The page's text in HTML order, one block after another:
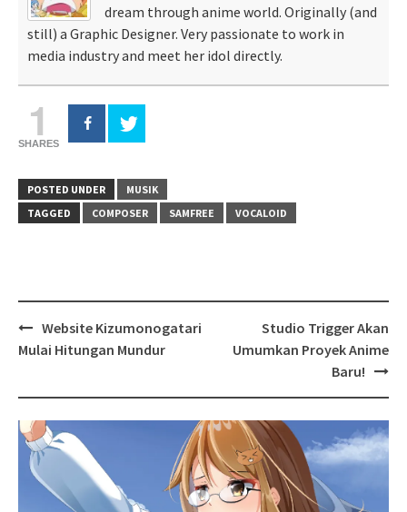
dream through anime world. Originally (and
still) a Graphic Designer. Very passionate to work in
media industry and meet her idol directly.
1
SHARES
POSTED UNDER
MUSIK
TAGGED
COMPOSER SAMFREE VOCALOID
Post
navigation
Website Kizumonogatari
Mulai Hitungan Mundur
Studio Trigger Akan
Umumkan Proyek Anime
Baru!